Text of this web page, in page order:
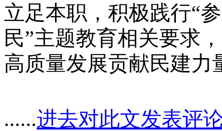
立足本职，积极践行“
民”主题教育相关要求
高质量发展贡献民建力
......进去对此文发表评